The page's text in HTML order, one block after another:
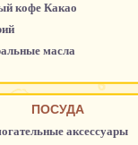
кофе Какао
масла
ПОСУДА
аксессуары